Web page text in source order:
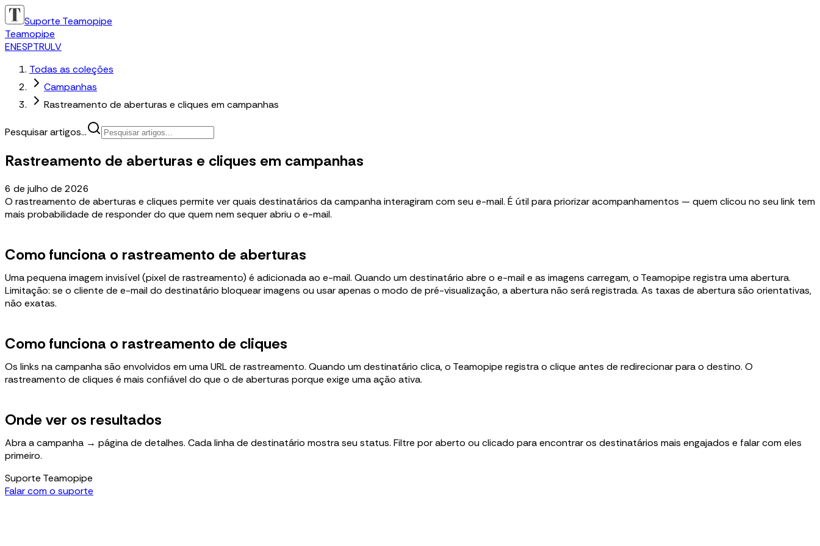
Suporte Teamopipe
Teamopipe
ENESPTRULV
Todas as coleções
Campanhas
Rastreamento de aberturas e cliques em campanhas
Pesquisar artigos...
Rastreamento de aberturas e cliques em campanhas
6 de julho de 2026
O rastreamento de aberturas e cliques permite ver quais destinatários da campanha interagiram com seu e-mail. É útil para priorizar acompanhamentos — quem clicou no seu link tem
mais probabilidade de responder do que quem nem sequer abriu o e-mail.
Como funciona o rastreamento de aberturas
Uma pequena imagem invisível (pixel de rastreamento) é adicionada ao e-mail. Quando um destinatário abre o e-mail e as imagens carregam, o Teamopipe registra uma abertura.
Limitação: se o cliente de e-mail do destinatário bloquear imagens ou usar apenas o modo de pré-visualização, a abertura não será registrada. As taxas de abertura são orientativas,
não exatas.
Como funciona o rastreamento de cliques
Os links na campanha são envolvidos em uma URL de rastreamento. Quando um destinatário clica, o Teamopipe registra o clique antes de redirecionar para o destino. O
rastreamento de cliques é mais confiável do que o de aberturas porque exige uma ação ativa.
Onde ver os resultados
Abra a campanha → página de detalhes. Cada linha de destinatário mostra seu status. Filtre por aberto ou clicado para encontrar os destinatários mais engajados e falar com eles
primeiro.
Suporte Teamopipe
Falar com o suporte